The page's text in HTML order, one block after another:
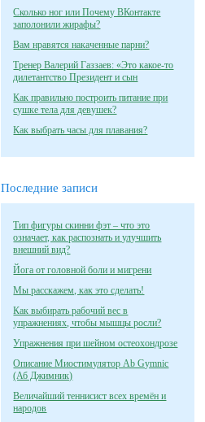
Сколько ног или Почему ВКонтакте
заполонили жирафы?
Вам нравятся накаченные парни?
Тренер Валерий Газзаев: «Это какое-то
дилетантство Президент и сын
Как правильно построить питание при
сушке тела для девушек?
Как выбрать часы для плавания?
Последние записи
Тип фигуры скинни фэт – что это
означает, как распознать и улучшить
внешний вид?
Йога от головной боли и мигрени
Мы расскажем, как это сделать!
Как выбирать рабочий вес в
упражнениях, чтобы мышцы росли?
Упражнения при шейном остеохондрозе
Описание Миостимулятор Ab Gymnic
(Аб Джимник)
Величайший теннисист всех времён и
народов